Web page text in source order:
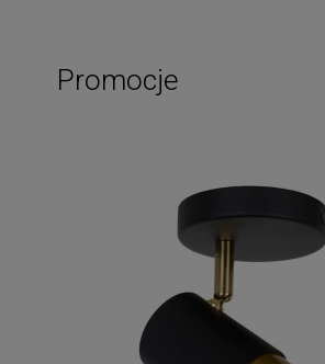
Promocje